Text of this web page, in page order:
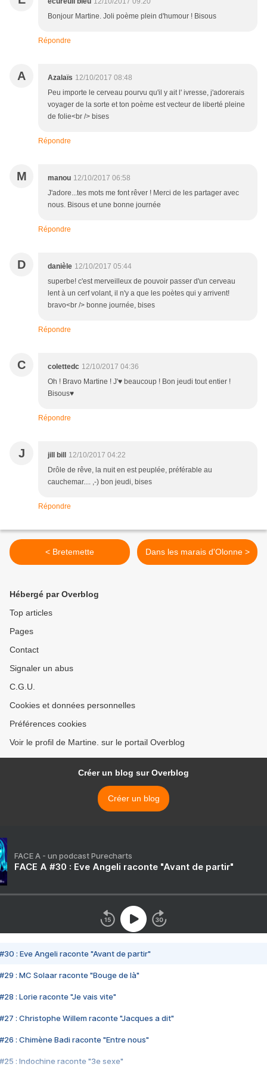
Bonjour Martine. Joli poème plein d'humour ! Bisous
Répondre
A Azalaïs 12/10/2017 08:48
Peu importe le cerveau pourvu qu'il y ait l' ivresse, j'adorerais
voyager de la sorte et ton poème est vecteur de liberté pleine
de folie<br /> bises
Répondre
M manou 12/10/2017 06:58
J'adore...tes mots me font rêver ! Merci de les partager avec
nous. Bisous et une bonne journée
Répondre
D danièle 12/10/2017 05:44
superbe! c'est merveilleux de pouvoir passer d'un cerveau
lent à un cerf volant, il n'y a que les poètes qui y arrivent!
bravo<br /> bonne journée, bises
Répondre
C colettedc 12/10/2017 04:36
Oh ! Bravo Martine ! J'♥ beaucoup ! Bon jeudi tout entier !
Bisous♥
Répondre
J jill bill 12/10/2017 04:22
Drôle de rêve, la nuit en est peuplée, préférable au
cauchemar.... ,-) bon jeudi, bises
Répondre
< Bretemette Dans les marais d'Olonne >
Hébergé par Overblog
Top articles
Pages
Contact
Signaler un abus
C.G.U.
Cookies et données personnelles
Préférences cookies
Voir le profil de Martine. sur le portail Overblog
Créer un blog sur Overblog
Créer un blog
FACE A - un podcast Purecharts
FACE A #30 : Eve Angeli raconte "Avant de partir"
#30 : Eve Angeli raconte "Avant de partir"
#29 : MC Solaar raconte "Bouge de là"
#28 : Lorie raconte "Je vais vite"
#27 : Christophe Willem raconte "Jacques a dit"
#26 : Chimène Badi raconte "Entre nous"
#25 : Indochine raconte "3e sexe"